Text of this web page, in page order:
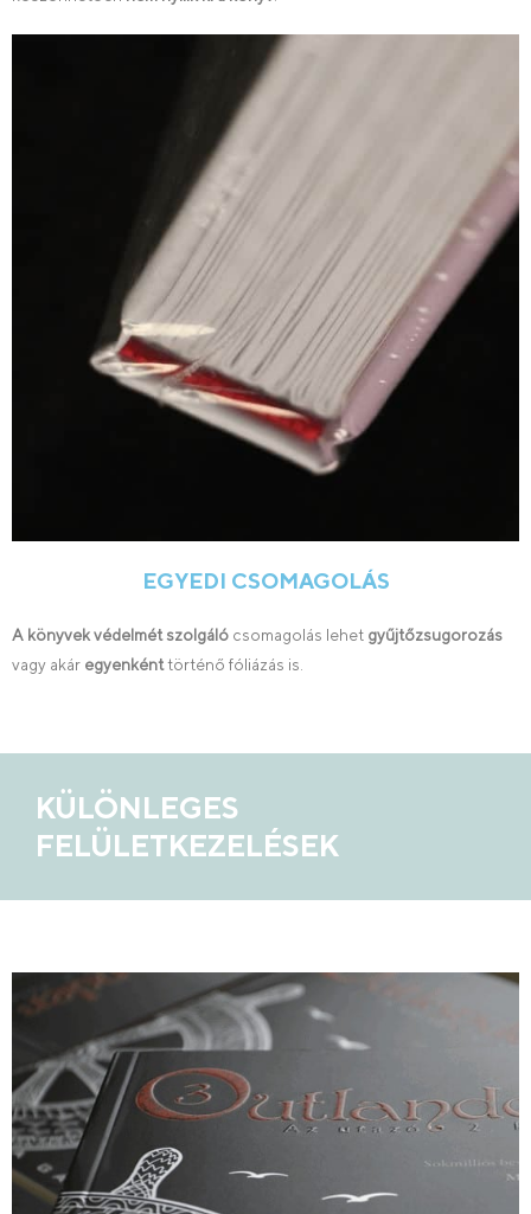
EGYEDI CSOMAGOLÁS
A könyvek védelmét szolgáló csomagolás lehet gyűjtőzsugorozás
vagy akár egyenkénttörténő fóliázás is.
KÜLÖNLEGES
FELÜLETKEZELÉSEK